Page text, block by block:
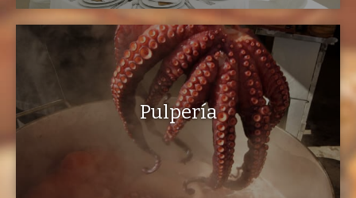
Pulpería